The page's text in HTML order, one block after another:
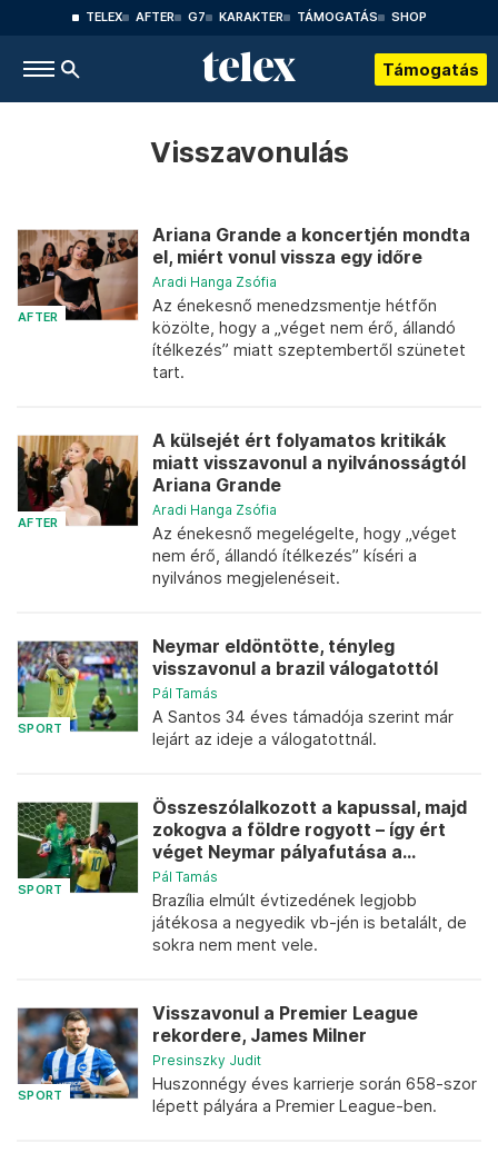
TELEX AFTER G7 KARAKTER TÁMOGATÁS SHOP
Támogatás
Visszavonulás
AFTER
Ariana Grande a koncertjén mondta
el, miért vonul vissza egy időre
Aradi Hanga Zsófia
Az énekesnő menedzsmentje hétfőn
közölte, hogy a „véget nem érő, állandó
ítélkezés” miatt szeptembertől szünetet
tart.
AFTER
A külsejét ért folyamatos kritikák
miatt visszavonul a nyilvánosságtól
Ariana Grande
Aradi Hanga Zsófia
Az énekesnő megelégelte, hogy „véget
nem érő, állandó ítélkezés” kíséri a
nyilvános megjelenéseit.
SPORT
Neymar eldöntötte, tényleg
visszavonul a brazil válogatottól
Pál Tamás
A Santos 34 éves támadója szerint már
lejárt az ideje a válogatottnál.
SPORT
Összeszólalkozott a kapussal, majd
zokogva a földre rogyott – így ért
véget Neymar pályafutása a...
Pál Tamás
Brazília elmúlt évtizedének legjobb
játékosa a negyedik vb-jén is betalált, de
sokra nem ment vele.
SPORT
Visszavonul a Premier League
rekordere, James Milner
Presinszky Judit
Huszonnégy éves karrierje során 658-szor
lépett pályára a Premier League-ben.